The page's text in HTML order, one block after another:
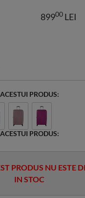
89900 LEI
PRODUS:
PRODUS:
PRODUS NU ESTE
IN STOC